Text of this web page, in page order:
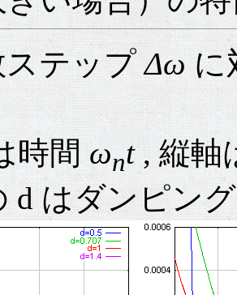
ステップΔω に
時間 ωnt, 縦軸
d はダンピン